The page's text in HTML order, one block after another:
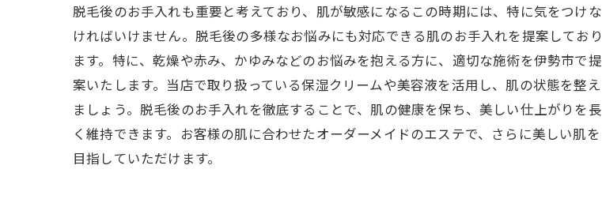
脱毛後のお手入れも重要と考えており、肌が敏感になるこの時期には、特に気をつけな
ければいけません。脱毛後の多様なお悩みにも対応できる肌のお手入れを提案しており
ます。特に、乾燥や赤み、かゆみなどのお悩みを抱える方に、適切な施術を伊勢市で提
案いたします。当店で取り扱っている保湿クリームや美容液を活用し、肌の状態を整え
ましょう。脱毛後のお手入れを徹底することで、肌の健康を保ち、美しい仕上がりを長
く維持できます。お客様の肌に合わせたオーダーメイドのエステで、さらに美しい肌を
目指していただけます。